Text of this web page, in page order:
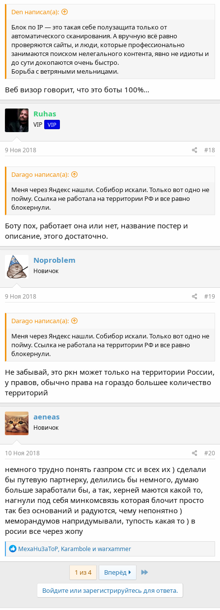
Den написал(а):
Блок по IP — это такая себе полузащита только от
автоматического сканирования. А вручную всё равно
проверяются сайты, и люди, которые профессионально
занимаются поиском нелегального контента, явно не идиоты и
до сути докопаются очень быстро.
Борьба с ветряными мельницами.
Веб визор говорит, что это боты 100%...
Ruhas
VIP VIP
9 Ноя 2018 #18
Darago написал(а):
Меня через Яндекс нашли. Собибор искали. Только вот одно не
пойму. Ссылка не работала на территории РФ и все равно
блокернули.
Боту пох, работает она или нет, название постер и
описание, этого достаточно.
Noproblem
Новичок
9 Ноя 2018 #19
Darago написал(а):
Меня через Яндекс нашли. Собибор искали. Только вот одно не
пойму. Ссылка не работала на территории РФ и все равно
блокернули.
Не забывай, это ркн может только на территории России,
у правов, обычно права на гораздо большее количество
территорий
aeneas
Новичок
10 Ноя 2018 #20
немного трудно понять газпром стс и всех их ) сделали
бы путевую партнерку, делились бы немного, думаю
больше заработали бы, а так, херней маются какой то,
нагнули под себя минкомсвязь которая блочит просто
так без оснований и радуются, чему непонятно )
меморандумов напридумывали, тупость какая то ) в
росии все через жопу
Р
е
а
MexaHu3aToP, Karambole и warxammer
1 из 4 Вперёд Last
Войдите или зарегистрируйтесь для ответа.